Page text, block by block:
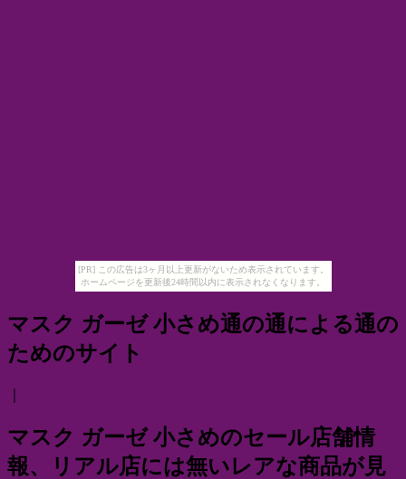
[PR] この広告は3ヶ月以上更新がないため表示されています。
ホームページを更新後24時間以内に表示されなくなります。
マスク ガーゼ 小さめ通の通による通の
ためのサイト
マスク ガーゼ 小さめのセール店舗情
報、リアル店には無いレアな商品が見